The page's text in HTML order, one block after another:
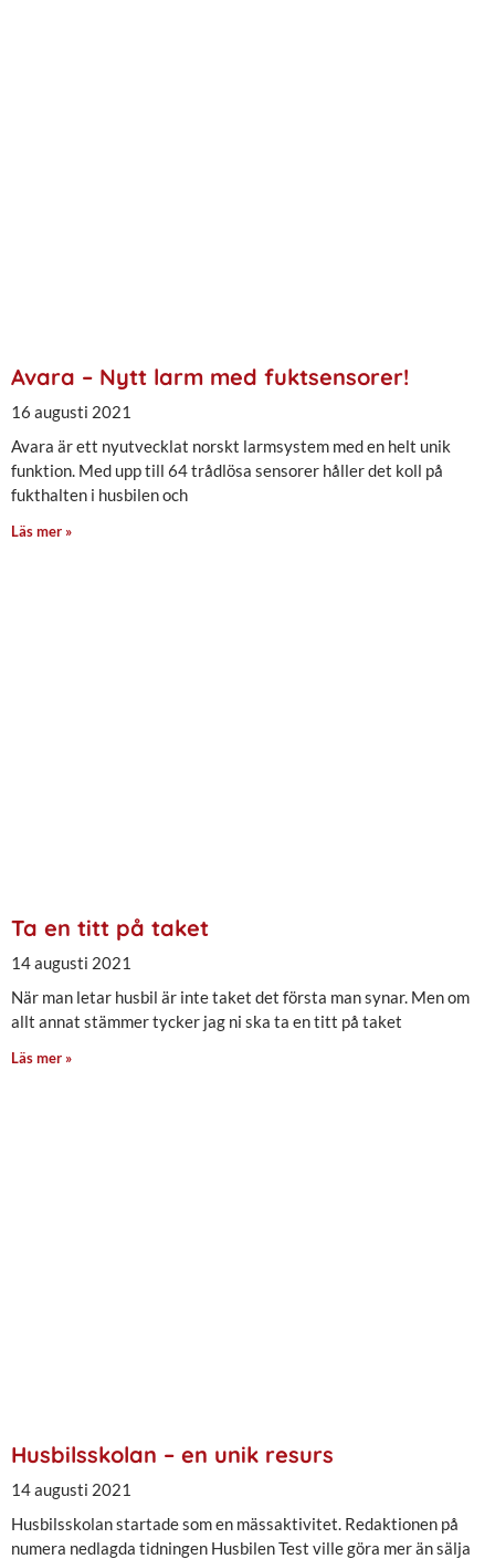
Avara – Nytt larm med fuktsensorer!
16 augusti 2021
Avara är ett nyutvecklat norskt larmsystem med en helt unik
funktion. Med upp till 64 trådlösa sensorer håller det koll på
fukthalten i husbilen och
Läs mer »
Ta en titt på taket
14 augusti 2021
När man letar husbil är inte taket det första man synar. Men om
allt annat stämmer tycker jag ni ska ta en titt på taket
Läs mer »
Husbilsskolan – en unik resurs
14 augusti 2021
Husbilsskolan startade som en mässaktivitet. Redaktionen på
numera nedlagda tidningen Husbilen Test ville göra mer än sälja